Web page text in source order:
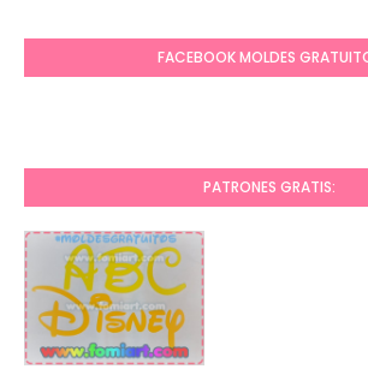
FACEBOOK MOLDES
PATRONES GRATIS: